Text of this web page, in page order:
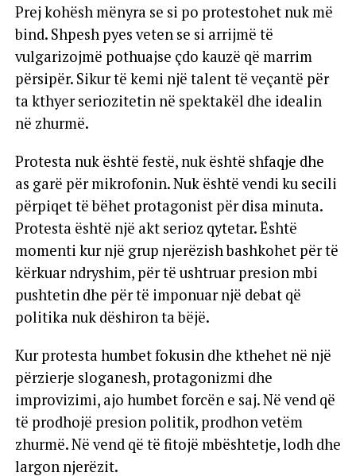
Prej kohësh mënyra se si po protestohet nuk më
bind. Shpesh pyes veten se si arrijmë të
vulgarizojmë pothuajse çdo kauzë që marrim
përsipër. Sikur të kemi një talent të veçantë për
ta kthyer seriozitetin në spektakël dhe idealin
në zhurmë.
Protesta nuk është festë, nuk është shfaqje dhe
as garë për mikrofonin. Nuk është vendi ku secili
përpiqet të bëhet protagonist për disa minuta.
Protesta është një akt serioz qytetar. Është
momenti kur një grup njerëzish bashkohet për të
kërkuar ndryshim, për të ushtruar presion mbi
pushtetin dhe për të imponuar një debat që
politika nuk dëshiron ta bëjë.
Kur protesta humbet fokusin dhe kthehet në një
përzierje sloganesh, protagonizmi dhe
improvizimi, ajo humbet forcën e saj. Në vend që
të prodhojë presion politik, prodhon vetëm
zhurmë. Në vend që të fitojë mbështetje, lodh dhe
largon njerëzit.